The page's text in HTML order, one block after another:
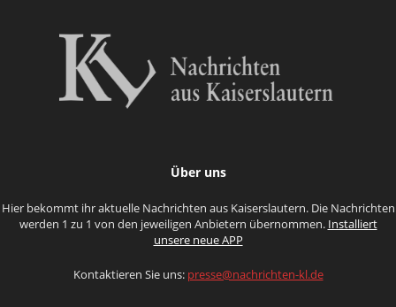
Über uns
Hier bekommt ihr aktuelle Nachrichten aus Kaiserslautern. Die Nachrichten
werden 1 zu 1 von den jeweiligen Anbietern übernommen. Installiert
unsere neue APP
Kontaktieren Sie uns: presse@nachrichten-kl.de